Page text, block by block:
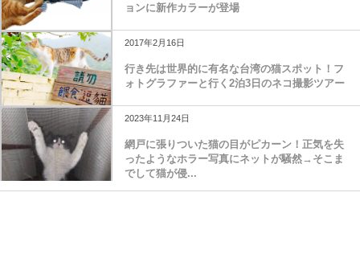
ョンに新作カラーが登場
2017年2月16日
行き先は世界的に有名な台湾の猫スポット！フ
ォトグラファーと行く2泊3日のネコ撮影ツアー
2023年11月24日
網戸に張りついた猫の目がピカーン！正気を失
ったようなホラー写真にネットが騒然→そこま
でして猫が侵...